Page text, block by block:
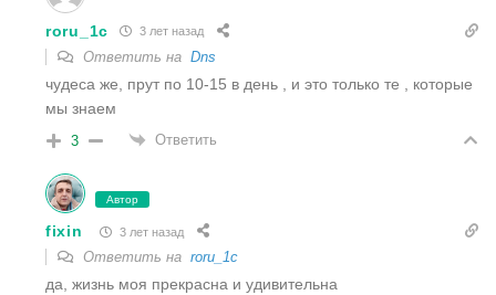
roru_1c 3 лет назад
Ответить на Dns
чудеса же, прут по 10-15 в день , и это только те , которые
мы знаем
3 Ответить
Автор
fixin 3 лет назад
Ответить на roru_1c
да, жизнь моя прекрасна и удивительна